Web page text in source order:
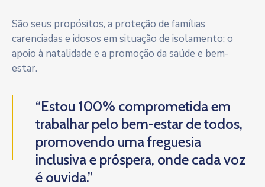
São seus propósitos, a proteção de famílias
carenciadas e idosos em situação de isolamento; o
apoio à natalidade e a promoção da saúde e bem-
estar.
“Estou 100% comprometida em
trabalhar pelo bem-estar de todos,
promovendo uma freguesia
inclusiva e próspera, onde cada voz
é ouvida.”